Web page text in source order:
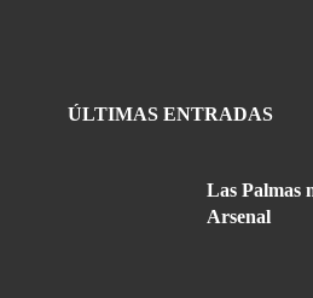
ÚLTIMAS ENTRADAS
Las Palmas
Arsenal